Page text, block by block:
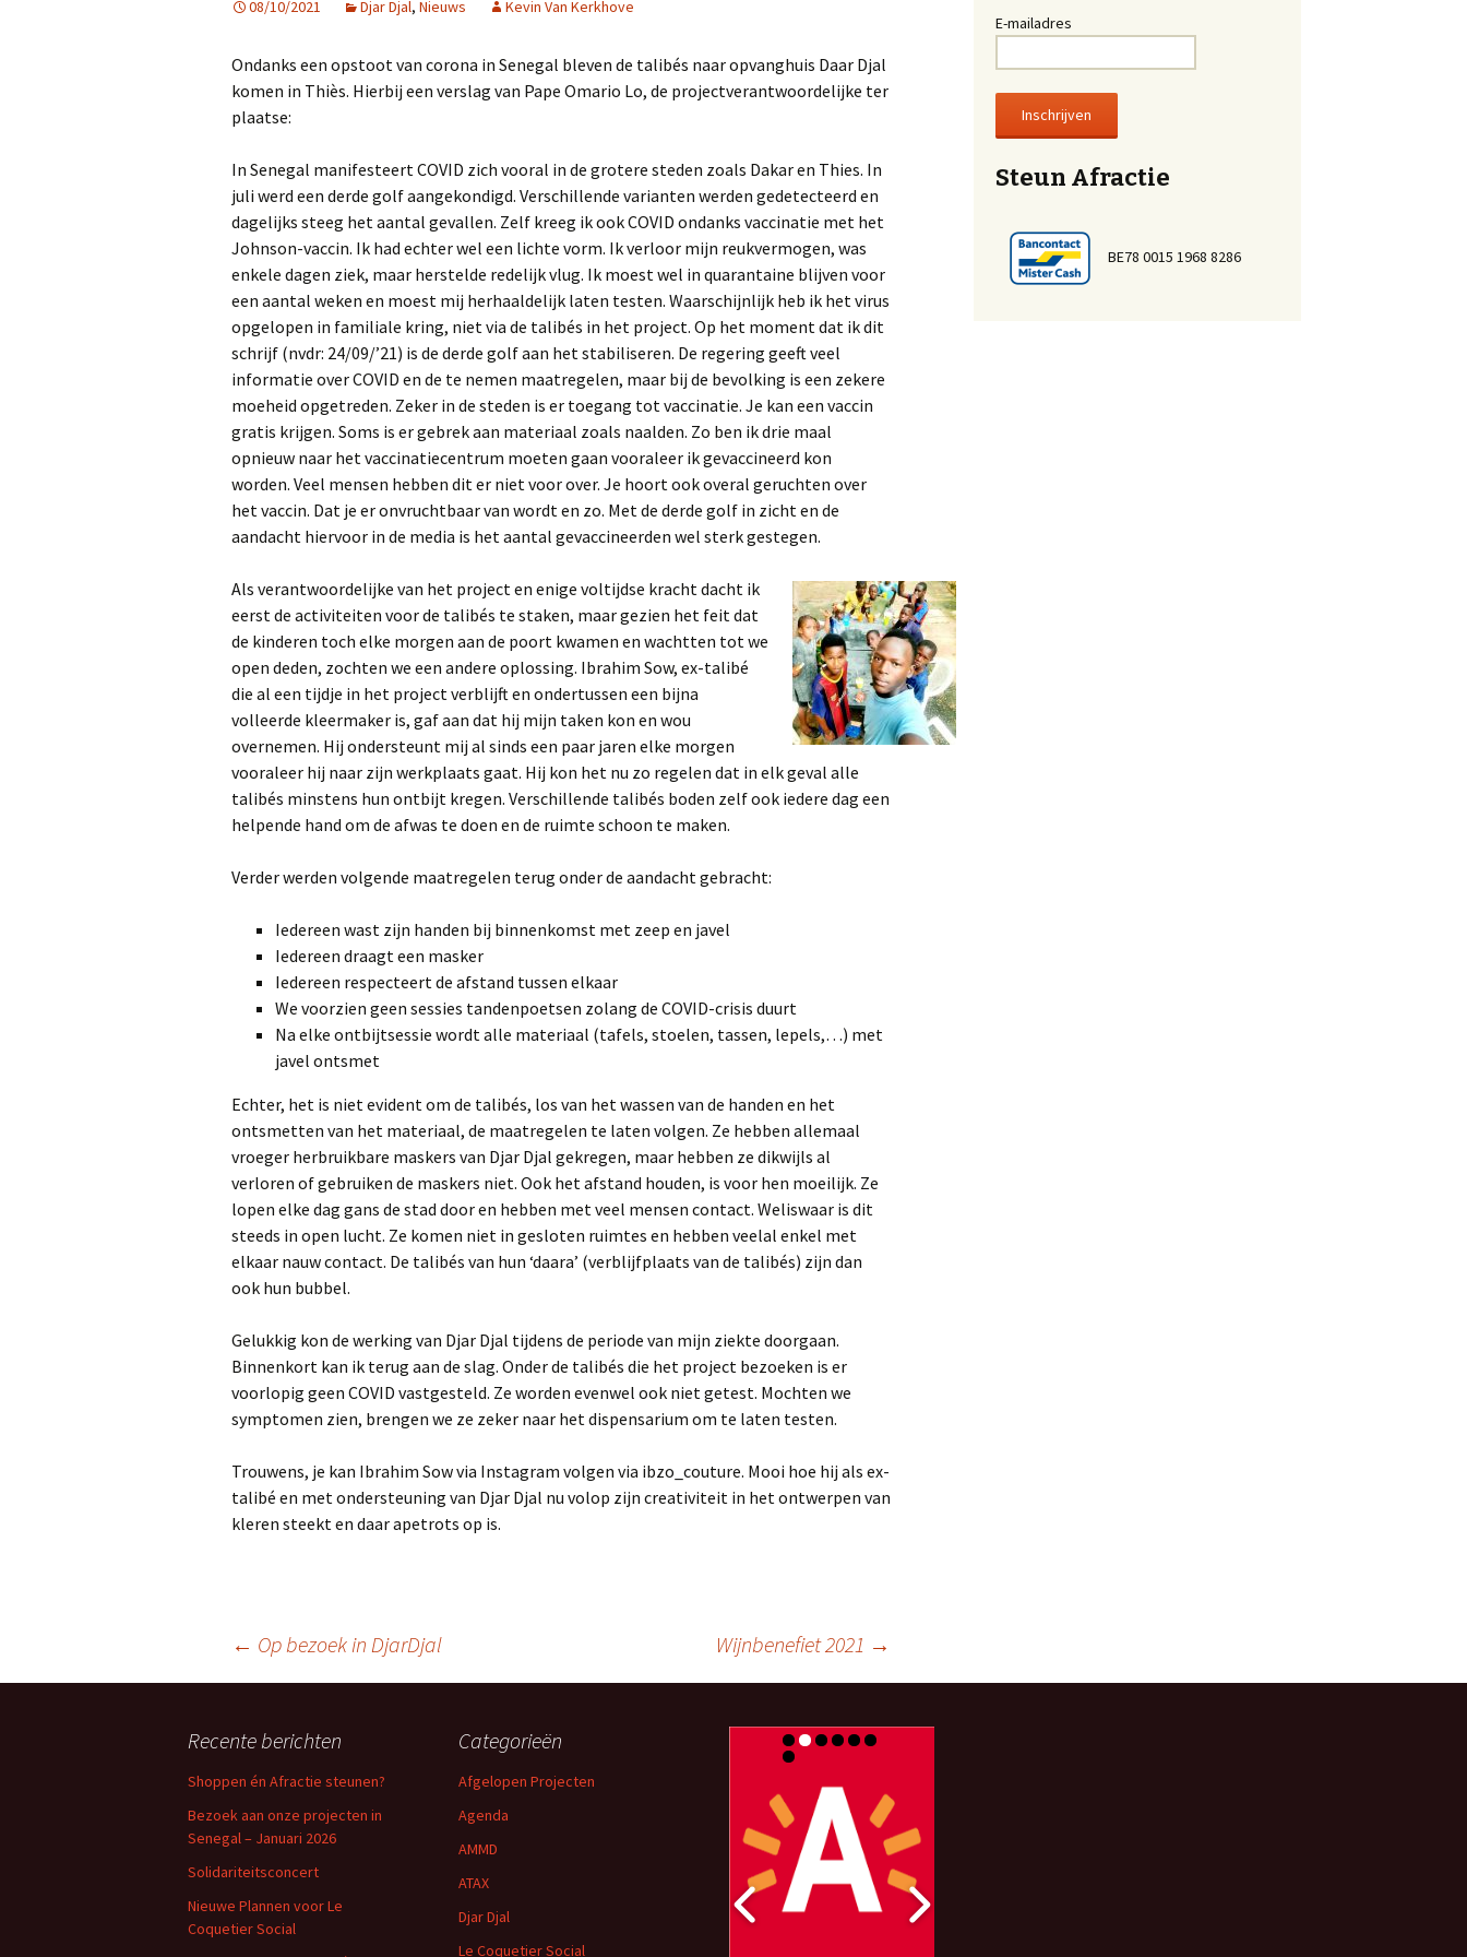
STOP la pauvreté
Tawféex i Jigéén (TiJ)
Opvanghuis TSX
Sleutelhangers
08/10/2021 Djar Djal, Nieuws Kevin Van Kerkhove
Ondanks een opstoot van corona in Senegal bleven de talibés naar opvanghuis Daar Djal
komen in Thiès. Hierbij een verslag van Pape Omario Lo, de projectverantwoordelijke ter
plaatse:
In Senegal manifesteert COVID zich vooral in de grotere steden zoals Dakar en Thies. In
juli werd een derde golf aangekondigd. Verschillende varianten werden gedetecteerd en
dagelijks steeg het aantal gevallen. Zelf kreeg ik ook COVID ondanks vaccinatie met het
Johnson-vaccin. Ik had echter wel een lichte vorm. Ik verloor mijn reukvermogen, was
enkele dagen ziek, maar herstelde redelijk vlug. Ik moest wel in quarantaine blijven voor
een aantal weken en moest mij herhaaldelijk laten testen. Waarschijnlijk heb ik het virus
opgelopen in familiale kring, niet via de talibés in het project. Op het moment dat ik dit
schrijf (nvdr: 24/09/’21) is de derde golf aan het stabiliseren. De regering geeft veel
informatie over COVID en de te nemen maatregelen, maar bij de bevolking is een zekere
moeheid opgetreden. Zeker in de steden is er toegang tot vaccinatie. Je kan een vaccin
gratis krijgen. Soms is er gebrek aan materiaal zoals naalden. Zo ben ik drie maal
opnieuw naar het vaccinatiecentrum moeten gaan vooraleer ik gevaccineerd kon
worden. Veel mensen hebben dit er niet voor over. Je hoort ook overal geruchten over
het vaccin. Dat je er onvruchtbaar van wordt en zo. Met de derde golf in zicht en de
aandacht hiervoor in de media is het aantal gevaccineerden wel sterk gestegen.
Als verantwoordelijke van het project en enige voltijdse kracht dacht ik
eerst de activiteiten voor de talibés te staken, maar gezien het feit dat
de kinderen toch elke morgen aan de poort kwamen en wachtten tot we
open deden, zochten we een andere oplossing. Ibrahim Sow, ex-talibé
die al een tijdje in het project verblijft en ondertussen een bijna
volleerde kleermaker is, gaf aan dat hij mijn taken kon en wou
overnemen. Hij ondersteunt mij al sinds een paar jaren elke morgen
vooraleer hij naar zijn werkplaats gaat. Hij kon het nu zo regelen dat in elk geval alle
talibés minstens hun ontbijt kregen. Verschillende talibés boden zelf ook iedere dag een
helpende hand om de afwas te doen en de ruimte schoon te maken.
Verder werden volgende maatregelen terug onder de aandacht gebracht:
Iedereen wast zijn handen bij binnenkomst met zeep en javel
Iedereen draagt een masker
Iedereen respecteert de afstand tussen elkaar
We voorzien geen sessies tandenpoetsen zolang de COVID-crisis duurt
Na elke ontbijtsessie wordt alle materiaal (tafels, stoelen, tassen, lepels,…) met
javel ontsmet
Echter, het is niet evident om de talibés, los van het wassen van de handen en het
ontsmetten van het materiaal, de maatregelen te laten volgen. Ze hebben allemaal
vroeger herbruikbare maskers van Djar Djal gekregen, maar hebben ze dikwijls al
verloren of gebruiken de maskers niet. Ook het afstand houden, is voor hen moeilijk. Ze
lopen elke dag gans de stad door en hebben met veel mensen contact. Weliswaar is dit
steeds in open lucht. Ze komen niet in gesloten ruimtes en hebben veelal enkel met
elkaar nauw contact. De talibés van hun ‘daara’ (verblijfplaats van de talibés) zijn dan
ook hun bubbel.
Gelukkig kon de werking van Djar Djal tijdens de periode van mijn ziekte doorgaan.
Binnenkort kan ik terug aan de slag. Onder de talibés die het project bezoeken is er
voorlopig geen COVID vastgesteld. Ze worden evenwel ook niet getest. Mochten we
symptomen zien, brengen we ze zeker naar het dispensarium om te laten testen.
Trouwens, je kan Ibrahim Sow via Instagram volgen via ibzo_couture. Mooi hoe hij als ex-
talibé en met ondersteuning van Djar Djal nu volop zijn creativiteit in het ontwerpen van
kleren steekt en daar apetrots op is.
Berichtnavigatie
← Op bezoek in DjarDjal Wijnbenefiet 2021 →
E-mailadres
Steun Afractie
BE78 0015 1968 8286
Recente berichten
Shoppen én Afractie steunen?
Bezoek aan onze projecten in
Senegal – Januari 2026
Solidariteitsconcert
Nieuwe Plannen voor Le
Coquetier Social
Categorieën
Afgelopen Projecten
Agenda
AMMD
ATAX
Djar Djal
Le Coquetier Social